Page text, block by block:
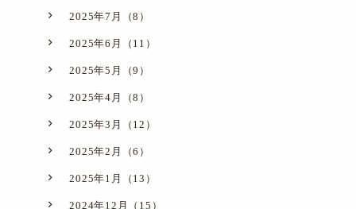
2025年7月（8）
2025年6月（11）
2025年5月（9）
2025年4月（8）
2025年3月（12）
2025年2月（6）
2025年1月（13）
2024年12月（15）